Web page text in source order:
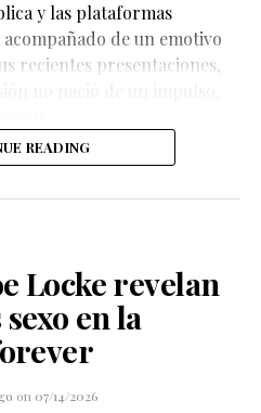
y las plataformas
de un emotivo
recientes presentaciones,
READING
Locke revelan
en la
on 07/14/2026